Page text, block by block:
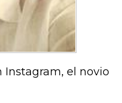
Instagram, el novio